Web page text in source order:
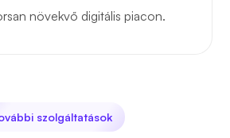
növekvő digitális piacon.
szolgáltatások